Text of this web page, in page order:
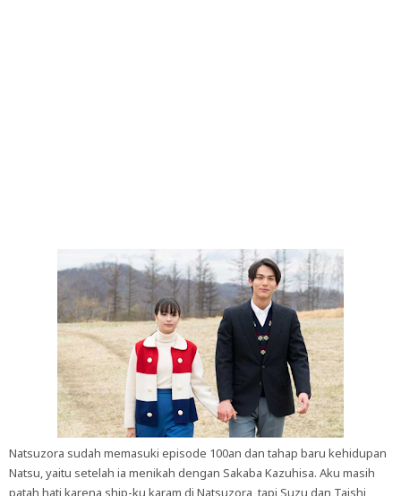
Natsuzora sudah memasuki episode 100an dan tahap baru kehidupan
Natsu, yaitu setelah ia menikah dengan Sakaba Kazuhisa. Aku masih
patah hati karena ship-ku karam di Natsuzora, tapi Suzu dan Taishi